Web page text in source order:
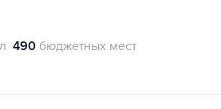
490 бюджетных мест